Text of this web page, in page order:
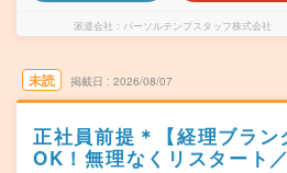
派遣会社 パーソルテンプスタッフ株式会社
未読 掲載日 2026/08/07
正社員前提＊【経理ブラン
OK！無理なくリスタート